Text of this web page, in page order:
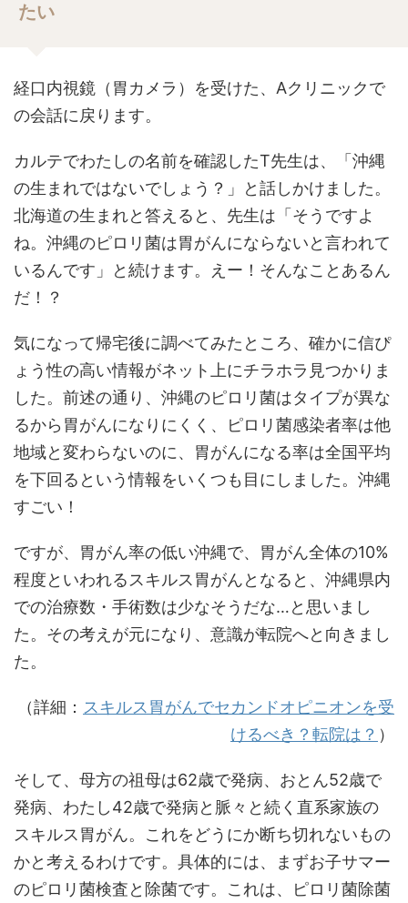
たい
経口内視鏡（胃カメラ）を受けた、Aクリニックで
の会話に戻ります。
カルテでわたしの名前を確認したT先生は、「沖縄
の生まれではないでしょう？」と話しかけました。
北海道の生まれと答えると、先生は「そうですよ
ね。沖縄のピロリ菌は胃がんにならないと言われて
いるんです」と続けます。えー！そんなことあるん
だ！？
気になって帰宅後に調べてみたところ、確かに信ぴ
ょう性の高い情報がネット上にチラホラ見つかりま
した。前述の通り、沖縄のピロリ菌はタイプが異な
るから胃がんになりにくく、ピロリ菌感染者率は他
地域と変わらないのに、胃がんになる率は全国平均
を下回るという情報をいくつも目にしました。沖縄
すごい！
ですが、胃がん率の低い沖縄で、胃がん全体の10%
程度といわれるスキルス胃がんとなると、沖縄県内
での治療数・手術数は少なそうだな…と思いまし
た。その考えが元になり、意識が転院へと向きまし
た。
（詳細： スキルス胃がんでセカンドオピニオンを受
けるべき？転院は？ ）
そして、母方の祖母は62歳で発病、おとん52歳で
発病、わたし42歳で発病と脈々と続く直系家族の
スキルス胃がん。これをどうにか断ち切れないもの
かと考えるわけです。具体的には、まずお子サマー
のピロリ菌検査と除菌です。これは、ピロリ菌除菌